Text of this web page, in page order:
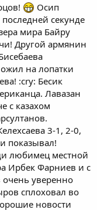
Осип
секунде
мира Байру
Другой армянин
на лопатки
:cry: Бесик
Лавазан
с казахом
3-1, 2-0,
показывал!
любимец местной
Ирбек Фарниев и с
очень уверенно
сплоховал во
новости